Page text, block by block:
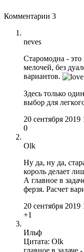
Комментарии 3
neves
Старомодна -
мелочей, без
вариантов.
Здесь только
выбор для
20 сентября 2019
0
Olk
Ну да, ну да,
король делает
А главное в
ферзя. Расчет
20 сентября 2019
+1
Ильф
Цитата: Olk